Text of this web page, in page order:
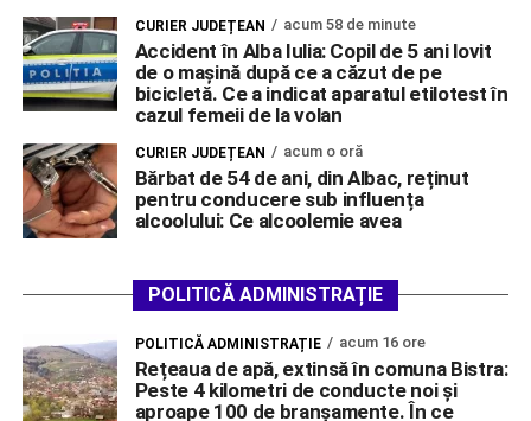
CURIER JUDEȚEAN acum 58 de minute
Accident în Alba Iulia: Copil de 5 ani lovit
de o mașină după ce a căzut de pe
bicicletă. Ce a indicat aparatul etilotest în
cazul femeii de la volan
CURIER JUDEȚEAN acum o oră
Bărbat de 54 de ani, din Albac, reținut
pentru conducere sub influența
alcoolului: Ce alcoolemie avea
POLITICĂ ADMINISTRAȚIE
POLITICĂ ADMINISTRAȚIE acum 16 ore
Rețeaua de apă, extinsă în comuna Bistra:
Peste 4 kilometri de conducte noi și
aproape 100 de branșamente. În ce